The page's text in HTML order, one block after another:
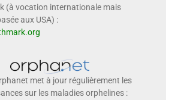
(à vocation internationale mais
aux USA) :
met à jour régulièrement les
sur les maladies orphelines :